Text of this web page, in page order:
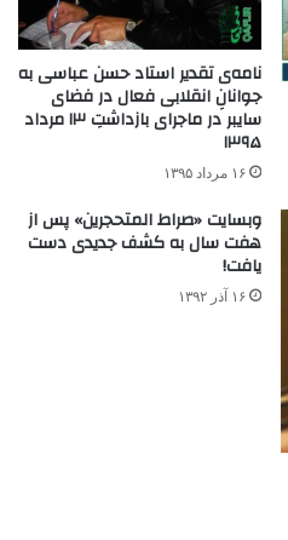
نامه‌ی تقدیر استاد حسن عباسی به
جوانانِ انقلابی فعال در فضای
سایبر در ماجرای بازداشتِ ۱۳ مرداد
۱۳۹۵
۱۶ مرداد ۱۳۹۵
وبسایت «صراط المتحجرین» پس از
هفت سال به کشف جدیدی دست
یافت!
۱۶ آذر ۱۳۹۲